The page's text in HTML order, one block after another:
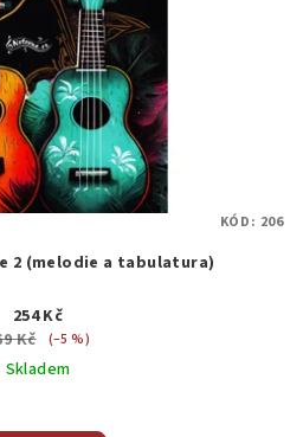
2 (melodie a tabulatura)
254 Kč
Kč
(–5 %)
Skladem
KÓD: 206